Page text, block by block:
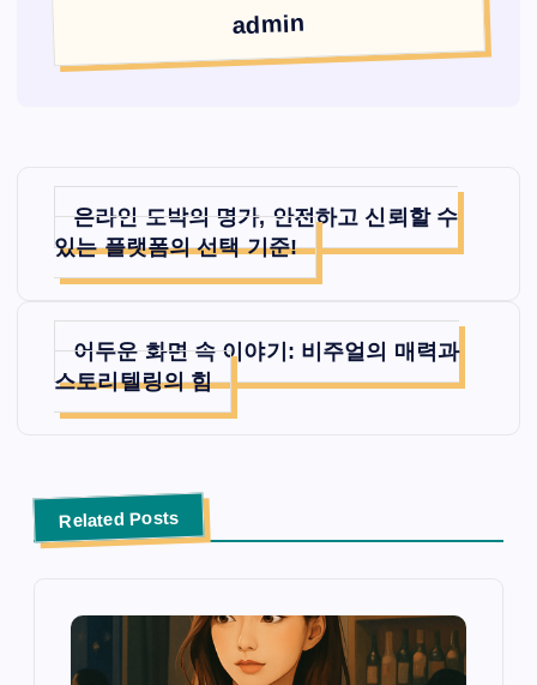
admin
탐
색
온라인 도박의 명가, 안전하고 신뢰할 수
있는 플랫폼의 선택 기준!
어두운 화면 속 이야기: 비주얼의 매력과
스토리텔링의 힘
Related Posts